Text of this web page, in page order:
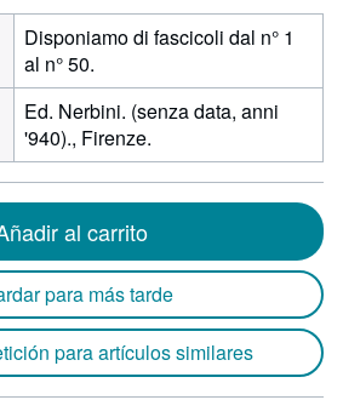
Disponiamo di fascicoli dal n° 1
al n° 50.
Ed. Nerbini. (senza data, anni
'940)., Firenze.
al carrito
para más tarde
para artículos similares